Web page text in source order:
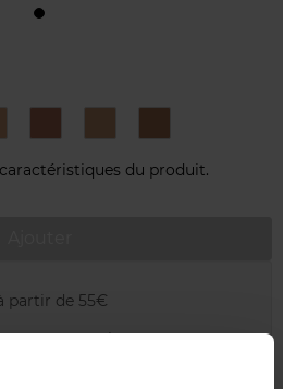
du produit.
partir de 55€
votre magasin